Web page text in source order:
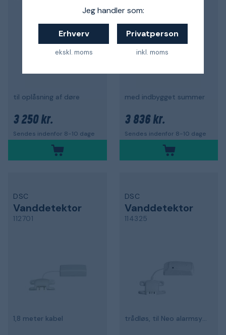
Jeg handler som:
Erhverv
ekskl. moms
Privatperson
inkl. moms
til oplåsning af døre
3 250 kr.
Sendes indenfor 8-10 dage
med indbygget summer
3 836 kr.
Sendes indenfor 8-10 dage
DSC
Vanddetektor
112701
1,8 meter kabel
DSC
Vanddetektor
114325
trådløs, til Neo alarmsystem